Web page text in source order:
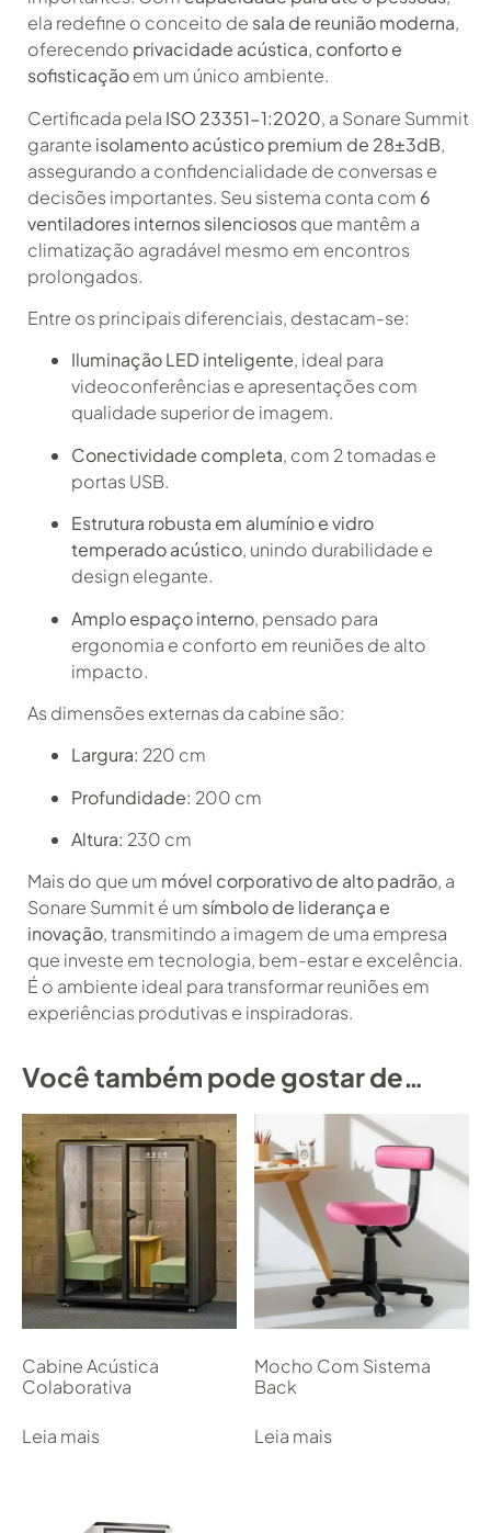
ela redefine o conceito de sala de reunião moderna,
oferecendo privacidade acústica, conforto e
sofisticaçãoem um único ambiente.
Certificada pela ISO 23351-1:2020, a Sonare Summit
garante isolamento acústico premium de 28±3dB,
assegurando a confidencialidade de conversas e
decisões importantes. Seu sistema conta com 6
ventiladores internos silenciososque mantêm a
climatização agradável mesmo em encontros
prolongados.
Entre os principais diferenciais, destacam-se:
Iluminação LED inteligente, ideal para
videoconferências e apresentações com
qualidade superior de imagem.
Conectividade completa, com 2 tomadas e
portas USB.
Estrutura robusta em alumínio e vidro
temperado acústico, unindo durabilidade e
design elegante.
Amplo espaço interno, pensado para
ergonomia e conforto em reuniões de alto
impacto.
As dimensões externas da cabine são:
Largura: 220 cm
Profundidade: 200 cm
Altura: 230 cm
Mais do que um móvel corporativo de alto padrão, a
Sonare Summit é um símbolo de liderança e
inovação, transmitindo a imagem de uma empresa
que investe em tecnologia, bem-estar e excelência.
É o ambiente ideal para transformar reuniões em
experiências produtivas e inspiradoras.
Você também pode gostar de…
Cabine Acústica
Colaborativa
Leia mais
Mocho Com Sistema
Back
Leia mais